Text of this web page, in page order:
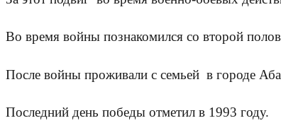
Во время войны познакомился со второй
После войны проживали с семьей в городе
Последний день победы отметил в 1993 году.